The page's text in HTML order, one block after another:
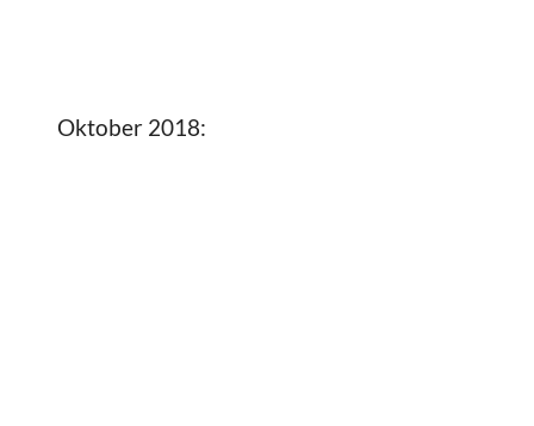
Oktober 2018: